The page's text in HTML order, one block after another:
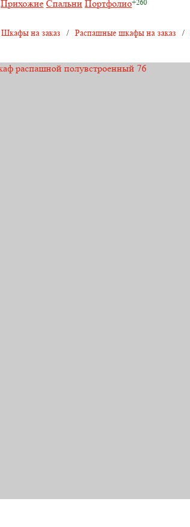
Прихожие Спальни Портфолио
Шкафы на заказ / Распашные шкафы на заказ /